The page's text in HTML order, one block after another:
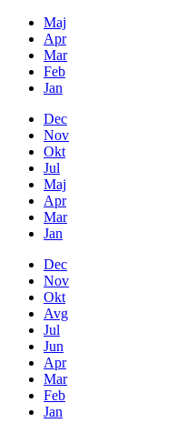
Maj
Apr
Mar
Feb
Jan
Dec
Nov
Okt
Jul
Maj
Apr
Mar
Jan
Dec
Nov
Okt
Avg
Jul
Jun
Apr
Mar
Feb
Jan